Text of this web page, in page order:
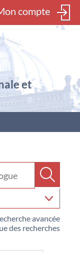
compte
et
avancée
des recherches